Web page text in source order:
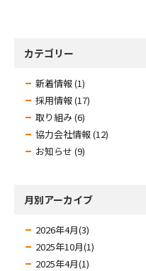
カテゴリー
新着情報 (1)
採用情報 (17)
取り組み (6)
協力会社情報 (12)
お知らせ (9)
月別アーカイブ
2026年4月(3)
2025年10月(1)
2025年4月(1)